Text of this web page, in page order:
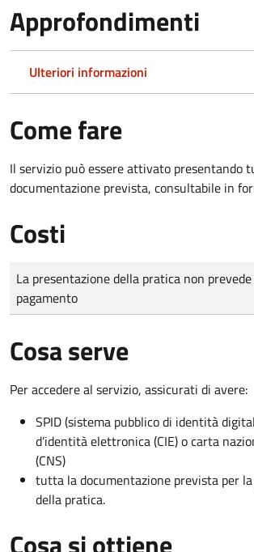
Approfondimenti
Ulteriori informazioni
Come fare
Il servizio può essere attivato presentando
documentazione prevista, consultabile in
Costi
Tipo di pagamento
Importo
La presentazione della pratica non
pagamento
Cosa serve
Per accedere al servizio, assicurati di avere:
SPID (sistema pubblico di identità
d’identità elettronica (CIE) o carta
(CNS)
tutta la documentazione prevista per
della pratica.